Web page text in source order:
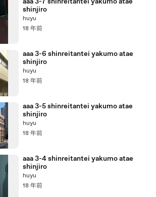
shinjiro
huyu
18 年前
aaa 3-6 shinreitantei yakumo atae
shinjiro
huyu
18 年前
aaa 3-5 shinreitantei yakumo atae
shinjiro
huyu
18 年前
aaa 3-4 shinreitantei yakumo atae
shinjiro
huyu
18 年前